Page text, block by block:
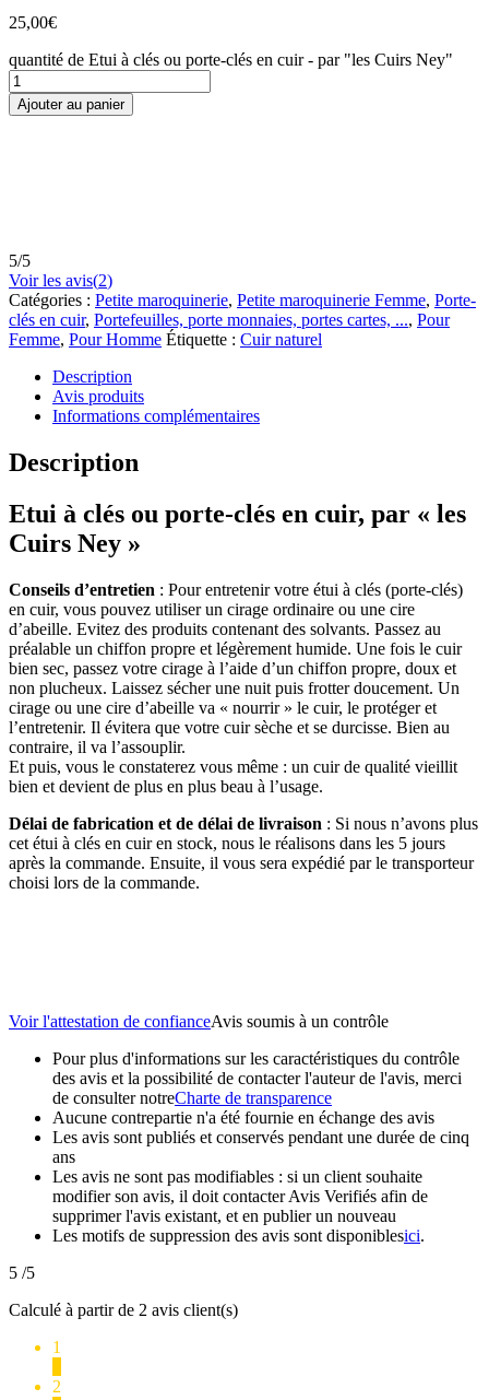
25,00€
quantité de Etui à clés ou porte-clés en cuir - par "les Cuirs Ney"
Ajouter au panier
5/5
Voir les avis(2)
Catégories : Petite maroquinerie, Petite maroquinerie Femme, Porte-
clés en cuir, Portefeuilles, porte monnaies, portes cartes, ..., Pour
Femme, Pour Homme Étiquette : Cuir naturel
Description
Avis produits
Informations complémentaires
Description
Etui à clés ou porte-clés en cuir, par « les
Cuirs Ney »
Conseils d’entretien : Pour entretenir votre étui à clés (porte-clés)
en cuir, vous pouvez utiliser un cirage ordinaire ou une cire
d’abeille. Evitez des produits contenant des solvants. Passez au
préalable un chiffon propre et légèrement humide. Une fois le cuir
bien sec, passez votre cirage à l’aide d’un chiffon propre, doux et
non plucheux. Laissez sécher une nuit puis frotter doucement. Un
cirage ou une cire d’abeille va « nourrir » le cuir, le protéger et
l’entretenir. Il évitera que votre cuir sèche et se durcisse. Bien au
contraire, il va l’assouplir.
Et puis, vous le constaterez vous même : un cuir de qualité vieillit
bien et devient de plus en plus beau à l’usage.
Délai de fabrication et de délai de livraison : Si nous n’avons plus
cet étui à clés en cuir en stock, nous le réalisons dans les 5 jours
après la commande. Ensuite, il vous sera expédié par le transporteur
choisi lors de la commande.
Voir l'attestation de confianceAvis soumis à un contrôle
Pour plus d'informations sur les caractéristiques du contrôle
des avis et la possibilité de contacter l'auteur de l'avis, merci
de consulter notreCharte de transparence
Aucune contrepartie n'a été fournie en échange des avis
Les avis sont publiés et conservés pendant une durée de cinq
ans
Les avis ne sont pas modifiables : si un client souhaite
modifier son avis, il doit contacter Avis Verifiés afin de
supprimer l'avis existant, et en publier un nouveau
Les motifs de suppression des avis sont disponiblesici.
5 /5
Calculé à partir de 2 avis client(s)
1
2